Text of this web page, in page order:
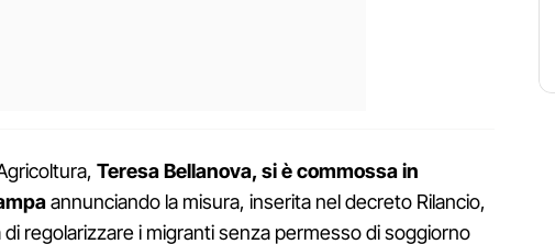
Teresa Bellanova, si è commossa in
annunciando la misura, inserita nel decreto Rilancio,
regolarizzare i migranti senza permesso di soggiorno